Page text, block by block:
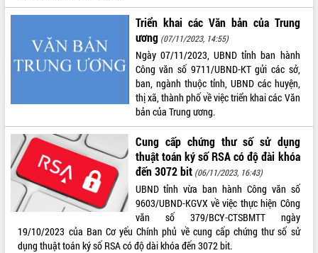
Triển khai các Văn bản của Trung
ương (07/11/2023, 14:55)
Ngày 07/11/2023, UBND tỉnh ban hành
Công văn số 9711/UBND-KT gửi các sở,
ban, ngành thuộc tỉnh, UBND các huyện,
thị xã, thành phố về việc triển khai các Văn
bản của Trung ương.
Cung cấp chứng thư số sử dụng
thuật toán ký số RSA có độ đài khóa
đến 3072 bit (06/11/2023, 16:43)
UBND tỉnh vừa ban hành Công văn số
9603/UBND-KGVX về việc thực hiện Công
văn số 379/BCY-CTSBMTT ngày
19/10/2023 của Ban Cơ yếu Chính phủ về cung cấp chứng thư số sử
dụng thuật toán ký số RSA có độ dài khóa đến 3072 bit.